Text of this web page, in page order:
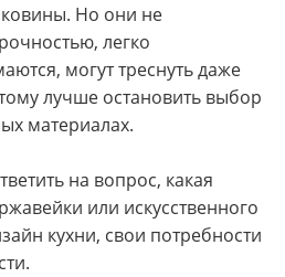
Но они не
легко
могут треснуть даже
лучше остановить выбор
материалах.
на вопрос, какая
или искусственного
кухни, свои потребности